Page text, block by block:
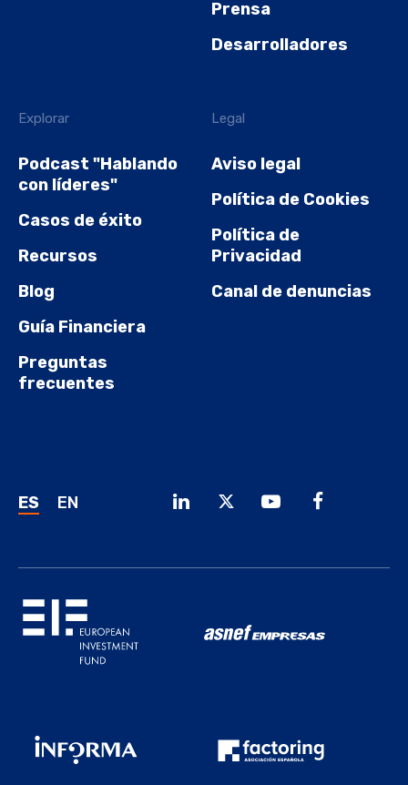
Prensa
Desarrolladores
Explorar
Podcast "Hablando
con líderes"
Casos de éxito
Recursos
Blog
Guía Financiera
Preguntas
frecuentes
Legal
Aviso legal
Política de Cookies
Política de
Privacidad
Canal de denuncias
ES EN